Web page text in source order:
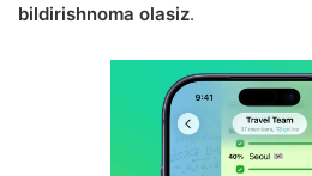
bildirishnoma olasiz.